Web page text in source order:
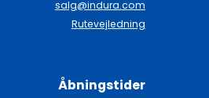
salg@indura.com
Rutevejledning
Åbningstider